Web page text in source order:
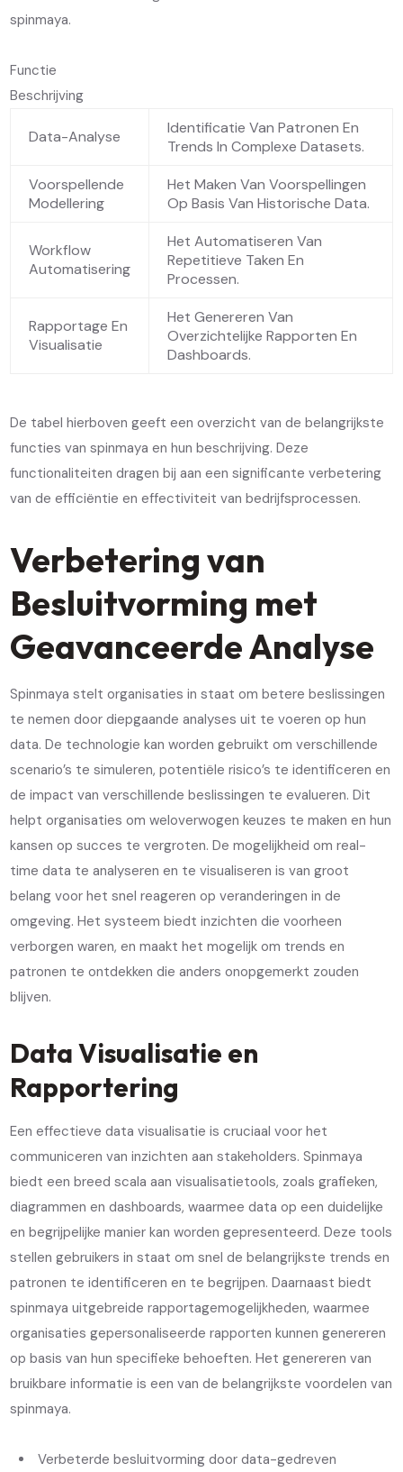
spinmaya.
Functie
Beschrijving
Data-Analyse
Identificatie Van Patronen En
Trends In Complexe Datasets.
Voorspellende
Modellering
Het Maken Van Voorspellingen
Op Basis Van Historische Data.
Workflow
Automatisering
Het Automatiseren Van
Repetitieve Taken En
Processen.
Rapportage En
Visualisatie
Het Genereren Van
Overzichtelijke Rapporten En
Dashboards.
De tabel hierboven geeft een overzicht van de belangrijkste
functies van spinmaya en hun beschrijving. Deze
functionaliteiten dragen bij aan een significante verbetering
van de efficiëntie en effectiviteit van bedrijfsprocessen.
Verbetering van
Besluitvorming met
Geavanceerde Analyse
Spinmaya stelt organisaties in staat om betere beslissingen
te nemen door diepgaande analyses uit te voeren op hun
data. De technologie kan worden gebruikt om verschillende
scenario’s te simuleren, potentiële risico’s te identificeren en
de impact van verschillende beslissingen te evalueren. Dit
helpt organisaties om weloverwogen keuzes te maken en hun
kansen op succes te vergroten. De mogelijkheid om real-
time data te analyseren en te visualiseren is van groot
belang voor het snel reageren op veranderingen in de
omgeving. Het systeem biedt inzichten die voorheen
verborgen waren, en maakt het mogelijk om trends en
patronen te ontdekken die anders onopgemerkt zouden
blijven.
Data Visualisatie en
Rapportering
Een effectieve data visualisatie is cruciaal voor het
communiceren van inzichten aan stakeholders. Spinmaya
biedt een breed scala aan visualisatietools, zoals grafieken,
diagrammen en dashboards, waarmee data op een duidelijke
en begrijpelijke manier kan worden gepresenteerd. Deze tools
stellen gebruikers in staat om snel de belangrijkste trends en
patronen te identificeren en te begrijpen. Daarnaast biedt
spinmaya uitgebreide rapportagemogelijkheden, waarmee
organisaties gepersonaliseerde rapporten kunnen genereren
op basis van hun specifieke behoeften. Het genereren van
bruikbare informatie is een van de belangrijkste voordelen van
spinmaya.
Verbeterde besluitvorming door data-gedreven